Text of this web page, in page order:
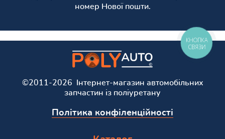
номер Нової пошти.
©2011-2026 Інтернет-магазин автомобільних
запчастин із поліуретану
Політика конфіленційності
КНОПКА
СВЯЗИ